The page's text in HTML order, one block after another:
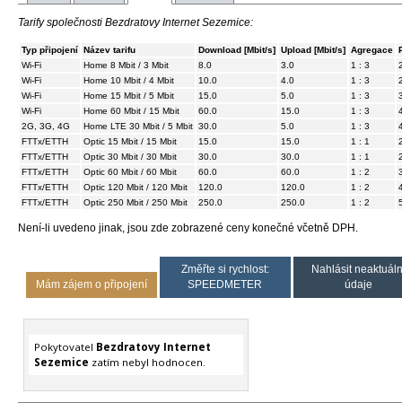
Tarify společnosti Bezdratovy Internet Sezemice:
Typ připojení Název tarifu Download [Mbit/s] Upload [Mbit/s] Agregace
Wi-Fi
Home 8 Mbit / 3 Mbit 8.0 3.0 1 : 3
Wi-Fi
Home 10 Mbit / 4 Mbit 10.0 4.0 1 : 3
Wi-Fi
Home 15 Mbit / 5 Mbit 15.0 5.0 1 : 3
Wi-Fi
Home 60 Mbit / 15 Mbit 60.0 15.0 1 : 3
2G, 3G, 4G
Home LTE 30 Mbit / 5 Mbit 30.0 5.0 1 : 3
FTTx/ETTH
Optic 15 Mbit / 15 Mbit 15.0 15.0 1 : 1
FTTx/ETTH
Optic 30 Mbit / 30 Mbit 30.0 30.0 1 : 1
FTTx/ETTH
Optic 60 Mbit / 60 Mbit 60.0 60.0 1 : 2
FTTx/ETTH
Optic 120 Mbit / 120 Mbit 120.0 120.0 1 : 2
FTTx/ETTH
Optic 250 Mbit / 250 Mbit 250.0 250.0 1 : 2
Není-li uvedeno jinak, jsou zde zobrazené ceny konečné včetně DPH.
Mám zájem o připojení
Změřte si rychlost:
SPEEDMETER
Nahlásit
údaje
Pokytovatel Bezdratovy Internet
Sezemice zatím nebyl hodnocen.